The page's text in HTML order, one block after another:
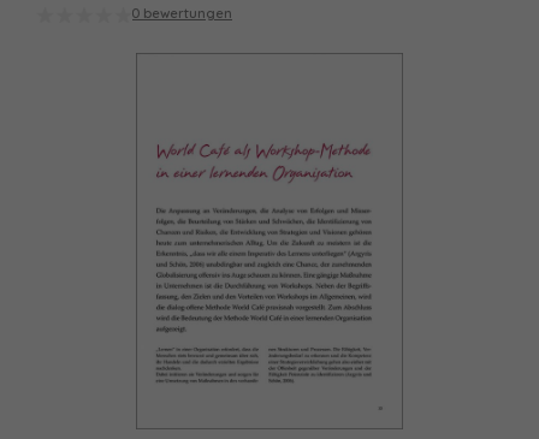
0 bewertungen